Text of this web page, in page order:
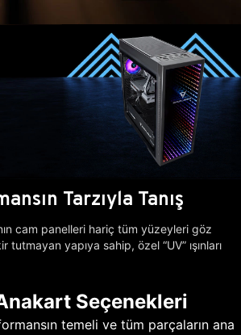
Tarzıyla Tanış
cam panelleri hariç tüm yüzeyleri göz
tutmayan yapıya sahip, özel “UV” ışınları
Seçenekleri
temeli ve tüm parçaların ana